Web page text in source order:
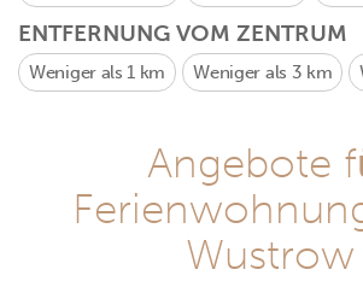
ENTFERNUNG VOM ZENTRUM
Weniger als 1 km Weniger als 3 km
Angebote
Wustrow